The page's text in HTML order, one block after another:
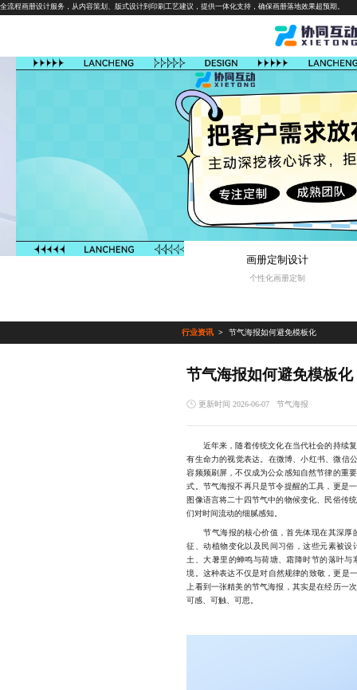
全流程画册设计服务，从内容策划、版式设计到印刷工艺建议，提供一体化支持，确保画册落地效果超预期。
画册定制设计
个性化画册定制
行业资讯 节气海报如何避免模板化
节气海报如何避免模板化
更新时间 2026-06-07 节气海报
近年来，随着传统文化在当代社会的持续复
有生命力的视觉表达。在微博、小红书、微信
容频频刷屏，不仅成为公众感知自然节律的重
式。节气海报不再只是节令提醒的工具，更是
图像语言将二十四节气中的物候变化、民俗传
们对时间流动的细腻感知。
节气海报的核心价值，首先体现在其深厚
征、动植物变化以及民间习俗，这些元素被
土、大暑里的蝉鸣与荷塘、霜降时节的落叶
境。这种表达不仅是对自然规律的致敬，更是
上看到一张精美的节气海报，其实是在经历
可感、可触、可思。